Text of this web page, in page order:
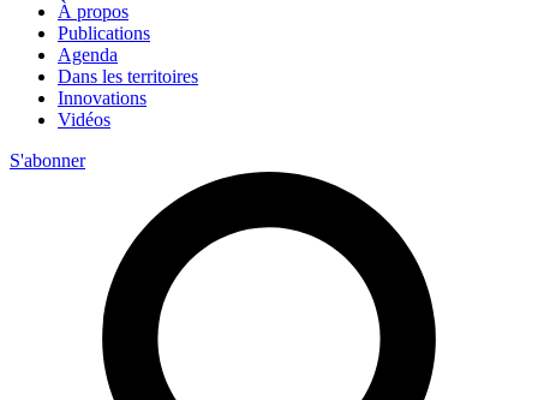
À propos
Publications
Agenda
Dans les territoires
Innovations
Vidéos
S'abonner